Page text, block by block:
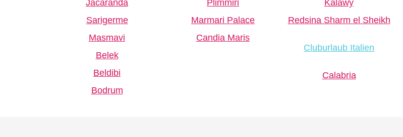
Jacaranda
Sarigerme
Masmavi
Belek
Beldibi
Bodrum
Plimmiri
Marmari Palace
Candia Maris
Kalawy
Redsina Sharm el Sheikh
Cluburlaub Italien
Calabria